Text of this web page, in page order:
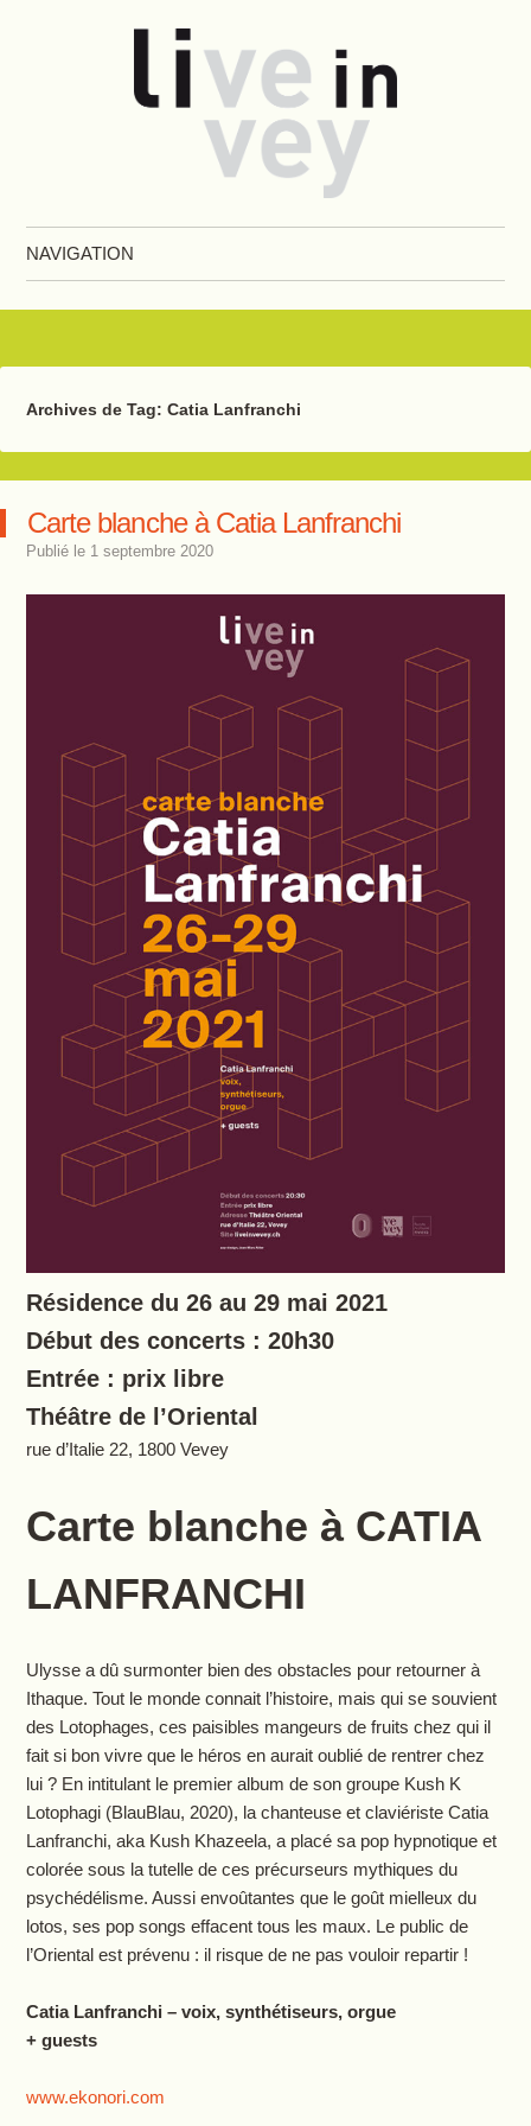
Live in Vevey
NAVIGATION
Archives de Tag: Catia Lanfranchi
Carte blanche à Catia Lanfranchi
Publié le 1 septembre 2020
Résidence du 26 au 29 mai 2021
Début des concerts : 20h30
Entrée : prix libre
Théâtre de l’Oriental
rue d’Italie 22, 1800 Vevey
Carte blanche à CATIA
LANFRANCHI
Ulysse a dû surmonter bien des obstacles pour retourner à
Ithaque. Tout le monde connait l’histoire, mais qui se souvient
des Lotophages, ces paisibles mangeurs de fruits chez qui il
fait si bon vivre que le héros en aurait oublié de rentrer chez
lui ? En intitulant le premier album de son groupe Kush K
Lotophagi (BlauBlau, 2020), la chanteuse et claviériste Catia
Lanfranchi, aka Kush Khazeela, a placé sa pop hypnotique et
colorée sous la tutelle de ces précurseurs mythiques du
psychédélisme. Aussi envoûtantes que le goût mielleux du
lotos, ses pop songs effacent tous les maux. Le public de
l’Oriental est prévenu : il risque de ne pas vouloir repartir !
Catia Lanfranchi – voix, synthétiseurs, orgue
+ guests
www.ekonori.com